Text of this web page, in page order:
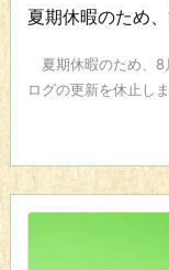
夏期休暇のため
夏期休暇のため、8
ログの更新を休止し